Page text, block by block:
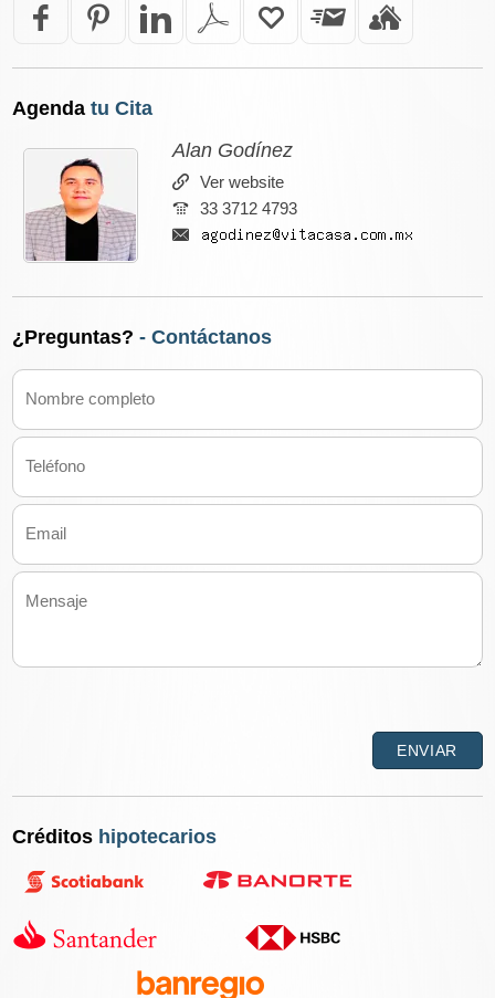
Agenda tu Cita
Alan Godínez
Ver website
33 3712 4793
¿Preguntas? - Contáctanos
Créditos hipotecarios